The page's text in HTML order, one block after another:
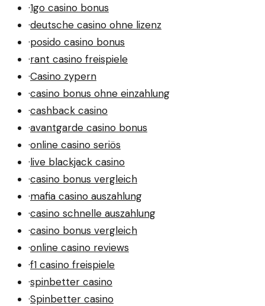
·1go casino bonus
·deutsche casino ohne lizenz
·posido casino bonus
·rant casino freispiele
·Casino zypern
·casino bonus ohne einzahlung
·cashback casino
·avantgarde casino bonus
·online casino seriös
·live blackjack casino
·casino bonus vergleich
·mafia casino auszahlung
·casino schnelle auszahlung
·casino bonus vergleich
·online casino reviews
·f1 casino freispiele
·spinbetter casino
·Spinbetter casino